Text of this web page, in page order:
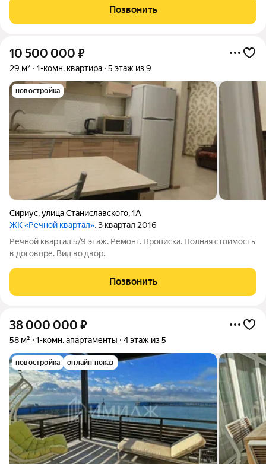
шаговой доступности!!! (смотрите по карте) В 10 минутах пляж
Сочифорния с бассейнами, баней,
Позвонить
10 500 000 ₽
29 м² 1-комн. квартира 5 этаж из 9
новостройка
Сириус,улица Станиславского,1А
ЖК «Речной квартал», 3 квартал 2016
Речной квартал 5/9 этаж. Ремонт. Прописка. Полная стоимость
в договоре. Вид во двор.
Позвонить
38 000 000 ₽
58 м² 1-комн. апартаменты 4 этаж из 5
новостройка онлайн показ